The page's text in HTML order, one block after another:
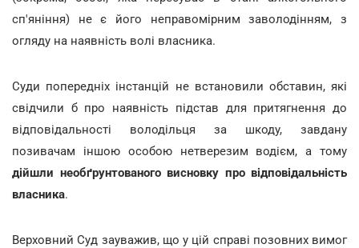
сп'яніння) не є його неправомірним заволодінням, з
огляду на наявність волі власника.
Суди попередніх інстанцій не встановили обставин, які
свідчили б про наявність підстав для притягнення до
відповідальності володільця за шкоду, завдану
позивачам іншою особою нетверезим водієм, а тому
дійшли необґрунтованого висновку про відповідальність
власника.
Верховний Суд зауважив, що у цій справі позовних вимог